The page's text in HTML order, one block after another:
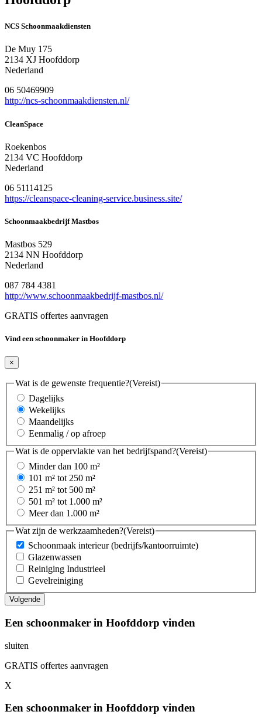
NCS Schoonmaakdiensten
De Muy 175
2134 XJ Hoofddorp
Nederland
06 50469909
http://ncs-schoonmaakdiensten.nl/
CleanSpace
Roekenbos
2134 VC Hoofddorp
Nederland
06 51114125
https://cleanspace-cleaning-service.business.site/
Schoonmaakbedrijf Mastbos
Mastbos 529
2134 NN Hoofddorp
Nederland
087 784 4381
http://www.schoonmaakbedrijf-mastbos.nl/
GRATIS offertes aanvragen
Vind een schoonmaker in Hoofddorp
×
Wat is de gewenste frequentie?(Vereist)
Dagelijks
Wekelijks
Maandelijks
Eenmalig / op afroep
Wat is de oppervlakte van het bedrijfspand?(Vereist)
Minder dan 100 m²
101 m² tot 250 m²
251 m² tot 500 m²
501 m² tot 1.000 m²
Meer dan 1.000 m²
Wat zijn de werkzaamheden?(Vereist)
Schoonmaak interieur (bedrijfs/kantoorruimte)
Glazenwassen
Reiniging Industrieel
Gevelreiniging
Een schoonmaker in Hoofddorp vinden
sluiten
GRATIS offertes aanvragen
X
Een schoonmaker in Hoofddorp vinden